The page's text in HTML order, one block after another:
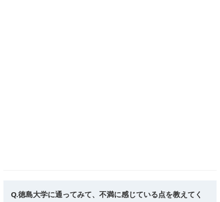
Q.徳島大学に通ってみて、不満に感じている点を教えてく